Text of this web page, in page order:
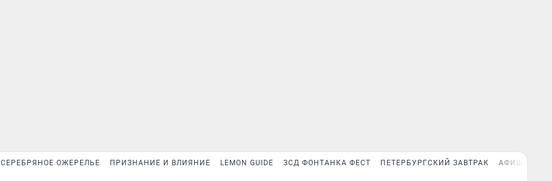
СЕРЕБРЯНОЕ ОЖЕРЕЛЬЕ ПРИЗНАНИЕ И ВЛИЯНИЕ LEMON GUIDE ЗСД ФОНТАНКА ФЕСТ ПЕТЕРБУРГСКИЙ ЗАВТРАК АФИША PLUS